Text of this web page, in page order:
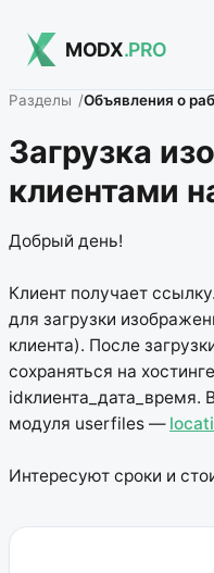
MODX.PRO
Разделы Объявления о
Загрузка
клиентами
Добрый день!
Клиент получает
для загрузки
клиента). После
сохраняться на
idклиента_дата_время.
модуля userfiles —
Интересуют сроки и